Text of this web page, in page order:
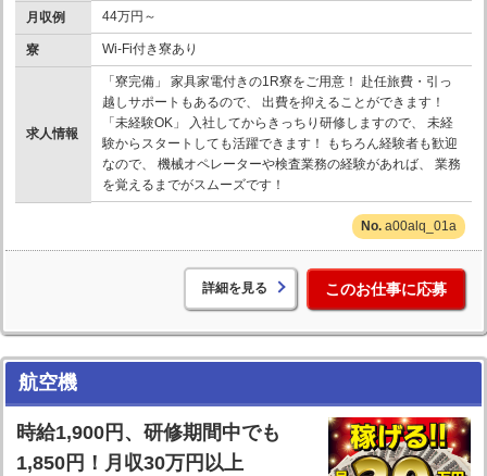
月収例 44万円～
寮 Wi-Fi付き寮あり
求人情報
「寮完備」 家具家電付きの1R寮をご用意！ 赴任旅費・引っ
越しサポートもあるので、 出費を抑えることができます！
「未経験OK」 入社してからきっちり研修しますので、 未経
験からスタートしても活躍できます！ もちろん経験者も歓迎
なので、 機械オペレーターや検査業務の経験があれば、 業務
を覚えるまでがスムーズです！
a00alq_01a
詳細を見る このお仕事に応募
航空機
時給1,900円、研修期間中でも
1,850円！月収30万円以上